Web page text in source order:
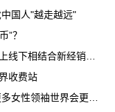
国人"越走越远"
”？
下相结合新经销模式
收费站
性领袖世界会更美好